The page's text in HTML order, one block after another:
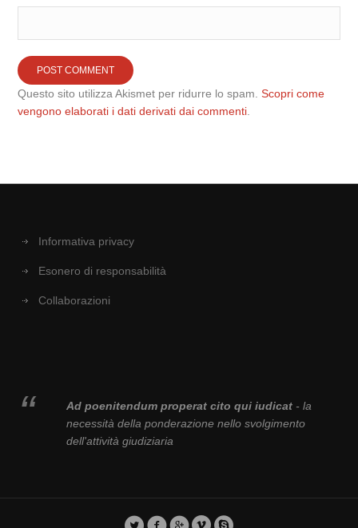
Questo sito utilizza Akismet per ridurre lo spam.Scopri come
vengono elaborati i dati derivati dai commenti
Informativa privacy
Esonero di responsabilità
Collaborazioni
Ad poenitendum properat cito qui iudicat- la
necessità della ponderazione nello svolgimento
dell'attività giudiziaria